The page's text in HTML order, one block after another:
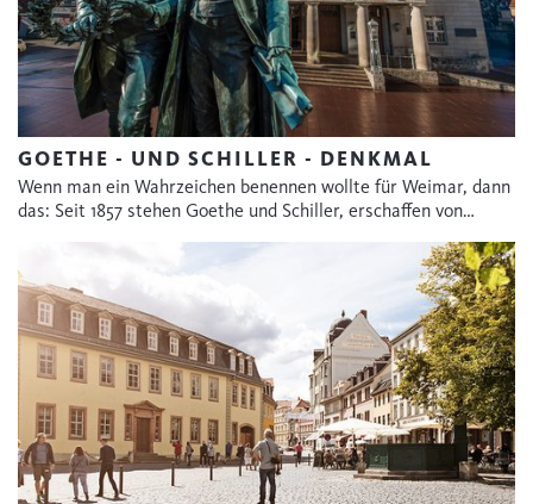
GOETHE - UND SCHILLER - DENKMAL
Wenn man ein Wahrzeichen benennen wollte für Weimar, dann
das: Seit 1857 stehen Goethe und Schiller, erschaffen von…